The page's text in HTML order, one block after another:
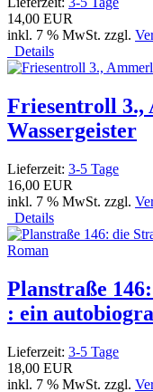
14,00 EUR
inkl. 7 % MwSt. zzgl.
Details
Friesentroll 3.,
Wassergeister
Lieferzeit: 3-5 Tage
16,00 EUR
inkl. 7 % MwSt. zzgl.
Details
Planstraße
: ein
Lieferzeit: 3-5 Tage
18,00 EUR
inkl. 7 % MwSt. zzgl.